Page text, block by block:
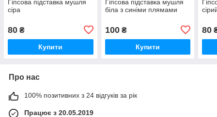
Гіпсова підставка мушля
сіра
80 ₴
Купити
Гіпсова підставка мушля
біла з синіми плямами
100₴
Купити
80
Про нас
100% позитивних з 24 відгуків за рік
Працює з 20.05.2019